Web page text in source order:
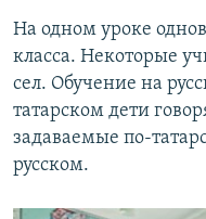
На одном уроке
класса. Некоторые
сел. Обучение на
татарском дети
задаваемые по-
русском.